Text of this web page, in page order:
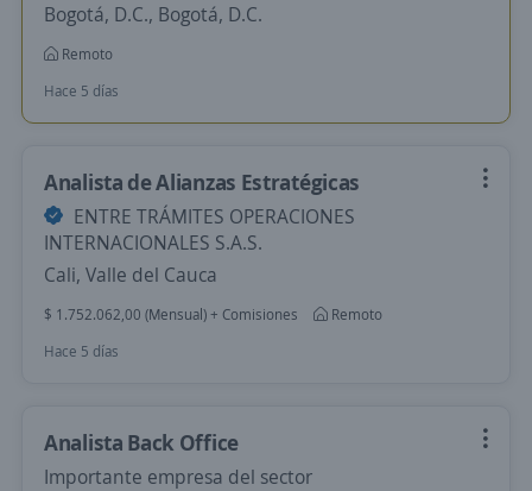
Bogotá, D.C., Bogotá, D.C.
Remoto
Hace 5 días
Analista de Alianzas Estratégicas
ENTRE TRÁMITES OPERACIONES
INTERNACIONALES S.A.S.
Cali, Valle del Cauca
$ 1.752.062,00 (Mensual) + Comisiones
Remoto
Hace 5 días
Analista Back Office
Importante empresa del sector